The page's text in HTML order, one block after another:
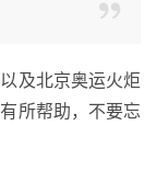
及北京奥运火炬
所帮助，不要忘